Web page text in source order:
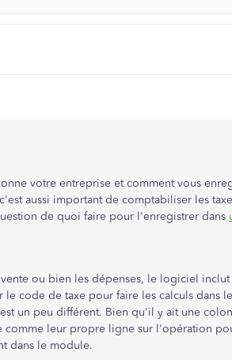
votre entreprise et comment vous
aussi important de comptabiliser les
de quoi faire pour l'enregistrer dans
ou bien les dépenses, le logiciel
le code de taxe pour faire les calculs dans
un peu différent. Bien qu'il y ait une
comme leur propre ligne sur l'opération
dans le module.